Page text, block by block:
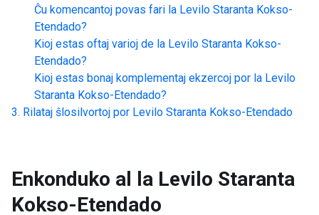
Ĉu komencantoj povas fari la Levilo Staranta Kokso-
Etendado?
Kioj estas oftaj varioj de la Levilo Staranta Kokso-
Etendado?
Kioj estas bonaj komplementaj ekzercoj por la Levilo
Staranta Kokso-Etendado?
Rilataj ŝlosilvortoj por Levilo Staranta Kokso-Etendado
Enkonduko al la Levilo Staranta
Kokso-Etendado